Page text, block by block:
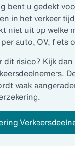
bent u gedekt
in het verkeer
niet uit op welke
auto, OV, fiets
dit risico? Kijk dan
vaak